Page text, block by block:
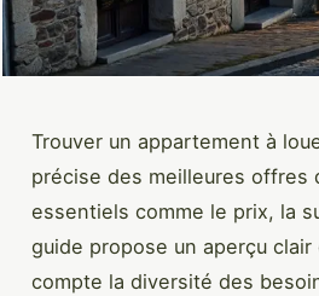
Trouver un appartement à
précise des meilleures offres
essentiels comme le prix, la
guide propose un aperçu
compte la diversité des